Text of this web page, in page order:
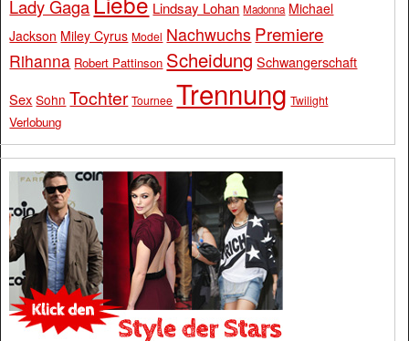
Lady Gaga Lindsay Lohan Madonna Michael
Jackson Miley Cyrus Model Nachwuchs Premiere
Rihanna Robert Pattinson Scheidung Schwangerschaft
Sex Sohn Tochter Tournee Trennung Twilight
Verlobung